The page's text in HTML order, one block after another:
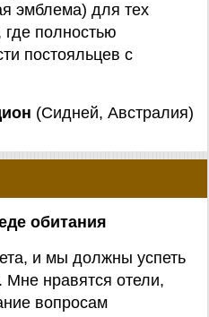
эмблема) для тех
полностью
постояльцев с
(Сидней, Австралия)
обитания
и мы должны успеть
Мне нравятся отели,
вопросам